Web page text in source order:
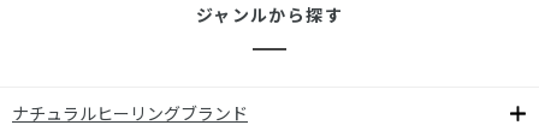
ジャンルから探す
ナチュラルヒーリングブランド